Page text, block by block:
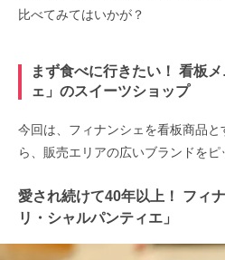
比べてみてはいかが？
まず食べに行きたい！ 看板
ェ」のスイーツショップ
今回は、フィナンシェを看板商品
ら、販売エリアの広いブランドをピ
愛され続けて40年以上！ フィ
リ・シャルパンティエ」